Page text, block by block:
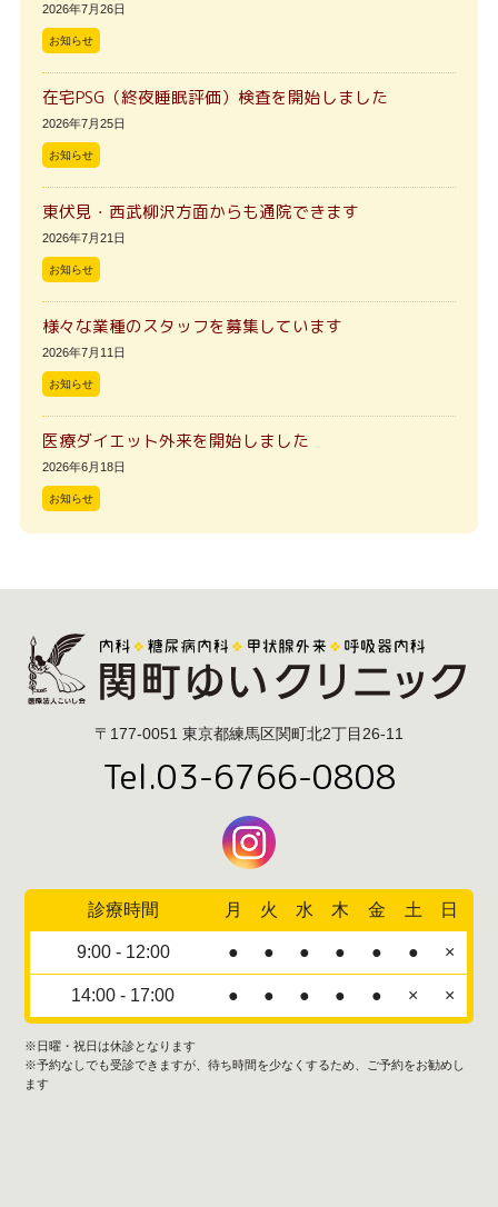
2026年7月26日
お知らせ
在宅PSG（終夜睡眠評価）検査を開始しました
2026年7月25日
お知らせ
東伏見・西武柳沢方面からも通院できます
2026年7月21日
お知らせ
様々な業種のスタッフを募集しています
2026年7月11日
お知らせ
医療ダイエット外来を開始しました
2026年6月18日
お知らせ
〒177-0051 東京都練馬区関町北2丁目26-11
Tel.03-6766-0808
診療時間 月 火 水 木 金 土 日
9:00 - 12:00 ● ● ● ● ● ● ×
14:00 - 17:00 ● ● ● ● ● × ×
※日曜・祝日は休診となります
※予約なしでも受診できますが、待ち時間を少なくするため、ご予約をお勧めし
ます